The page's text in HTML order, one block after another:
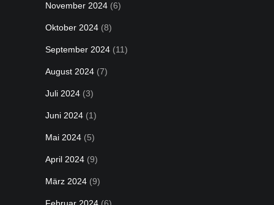
November 2024 (6)
Oktober 2024 (8)
September 2024 (11)
August 2024 (7)
Juli 2024 (3)
Juni 2024 (1)
Mai 2024 (5)
April 2024 (9)
März 2024 (9)